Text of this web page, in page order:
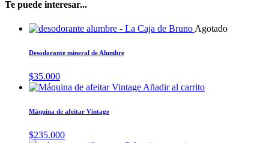
Te puede interesar...
Agotado
Desodorante mineral de Alumbre
$35.000
Añadir al carrito
Máquina de afeitar Vintage
$235.000